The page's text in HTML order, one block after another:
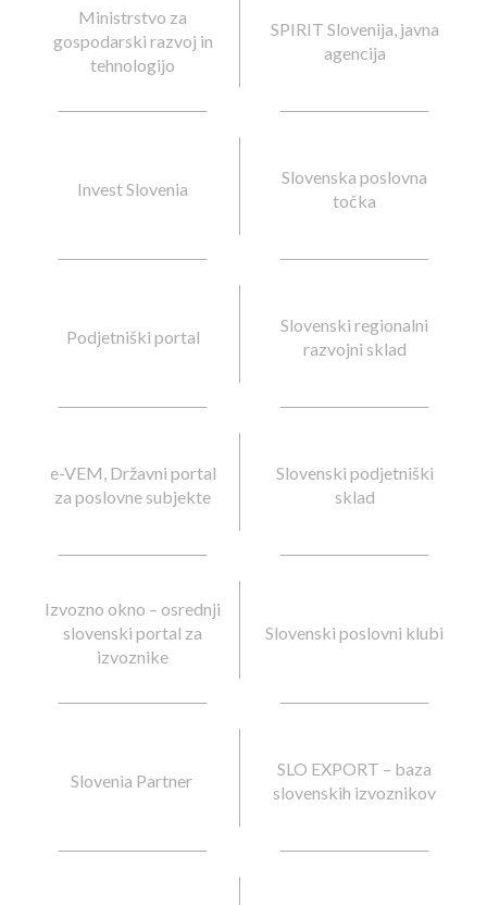
Ministrstvo za
gospodarski razvoj in
tehnologijo
SPIRIT Slovenija, javna
agencija
Invest Slovenia
Slovenska poslovna
točka
Podjetniški portal
Slovenski regionalni
razvojni sklad
e-VEM, Državni portal
za poslovne subjekte
Slovenski podjetniški
sklad
Izvozno okno – osrednji
slovenski portal za
izvoznike
Slovenski poslovni klubi
Slovenia Partner
SLO EXPORT – baza
slovenskih izvoznikov